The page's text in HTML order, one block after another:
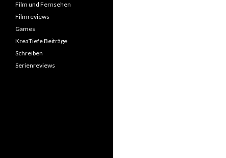
Film und Fernsehen
Filmreviews
Games
KreaTiefe Beiträge
Schreiben
Serienreviews